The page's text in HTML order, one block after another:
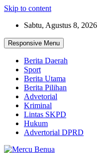
Skip to content
Sabtu, Agustus 8, 2026
Responsive Menu
Berita Daerah
Sport
Berita Utama
Berita Pilihan
Advetorial
Kriminal
Lintas SKPD
Hukum
Advertorial DPRD